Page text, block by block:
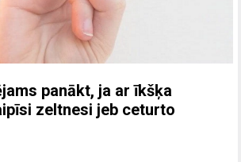
panākt, ja ar īkšķa
zeltnesi jeb ceturto